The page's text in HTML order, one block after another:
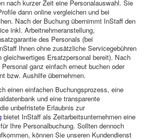
nach kurzer Zeit eine Personalauswahl. Sie
dann online vergleichen und bei
Nach der Buchung übernimmt InStaff den
inkl. Arbeitnehmeranstellung,
des Personals (bei
Ihnen ohne zusätzliche Servicegebühren
gleichwertiges Ersatzpersonal bereit). Nach
ganz einfach erneut buchen oder
bzw. Aushilfe übernehmen.
einen einfachen Buchungsprozess, eine
und eine transparente
unbefristete Erlaubnis zur
bietet InStaff als Zeitarbeitsunternehmen eine
Ihre Personalbuchung. Sollten dennoch
können Sie unseren Kundendienst